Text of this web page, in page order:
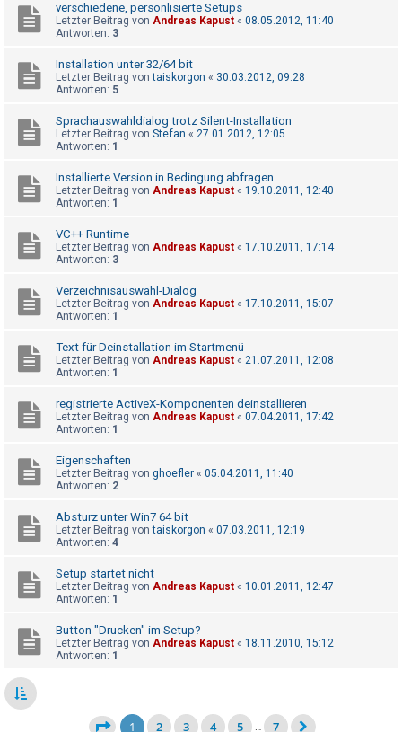
verschiedene, personlisierte Setups
Letzter Beitrag von Andreas Kapust « 08.05.2012, 11:40
Antworten: 3
Installation unter 32/64 bit
Letzter Beitrag vontaiskorgon « 30.03.2012, 09:28
Antworten: 5
Sprachauswahldialog trotz Silent-Installation
Letzter Beitrag von Stefan « 27.01.2012, 12:05
Antworten: 1
Installierte Version in Bedingung abfragen
Letzter Beitrag von Andreas Kapust « 19.10.2011, 12:40
Antworten: 1
VC++ Runtime
Letzter Beitrag von Andreas Kapust « 17.10.2011, 17:14
Antworten: 3
Verzeichnisauswahl-Dialog
Letzter Beitrag von Andreas Kapust « 17.10.2011, 15:07
Antworten: 1
Text für Deinstallation im Startmenü
Letzter Beitrag von Andreas Kapust « 21.07.2011, 12:08
Antworten: 1
registrierte ActiveX-Komponenten deinstallieren
Letzter Beitrag von Andreas Kapust « 07.04.2011, 17:42
Antworten: 1
Eigenschaften
Letzter Beitrag von ghoefler « 05.04.2011, 11:40
Antworten: 2
Absturz unter Win7 64 bit
Letzter Beitrag vontaiskorgon « 07.03.2011, 12:19
Antworten: 4
Setup startet nicht
Letzter Beitrag von Andreas Kapust « 10.01.2011, 12:47
Antworten: 1
Button "Drucken" im Setup?
Letzter Beitrag von Andreas Kapust « 18.11.2010, 15:12
Antworten: 1
1 2 3 4 5 … 7